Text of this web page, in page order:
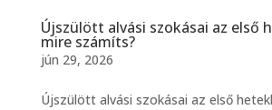
Újszülött alvási szokásai az első
mire számíts?
jún 29, 2026
Újszülött alvási szokásai az első